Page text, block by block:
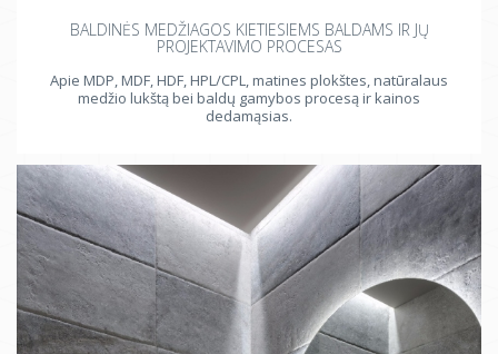
BALDINĖS MEDŽIAGOS KIETIESIEMS BALDAMS IR JŲ
PROJEKTAVIMO PROCESAS
Apie MDP, MDF, HDF, HPL/CPL, matines plokštes, natūralaus
medžio lukštą bei baldų gamybos procesą ir kainos
dedamąsias.